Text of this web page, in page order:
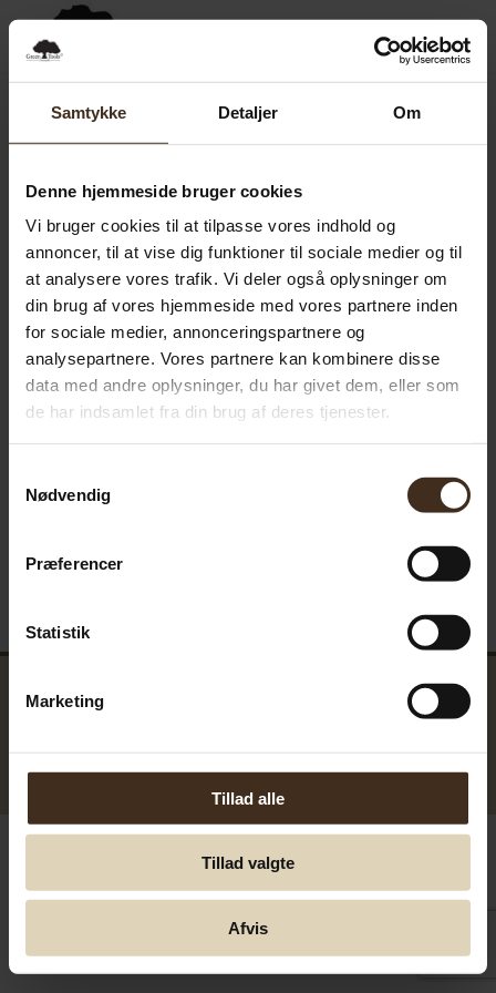
Samtykke Detaljer Om
Denne hjemmeside bruger cookies
Vi bruger cookies til at tilpasse vores indhold og
annoncer, til at vise dig funktioner til sociale medier og til
at analysere vores trafik. Vi deler også oplysninger om
din brug af vores hjemmeside med vores partnere inden
for sociale medier, annonceringspartnere og
analysepartnere. Vores partnere kan kombinere disse
data med andre oplysninger, du har givet dem, eller som
de har indsamlet fra din brug af deres tjenester.
Nødvendig
Præferencer
Statistik
Marketing
Tillad alle
Tillad valgte
Afvis
0,00SEK 0
© Greentools.dk 2017. Alla rättigheter förbehållna.